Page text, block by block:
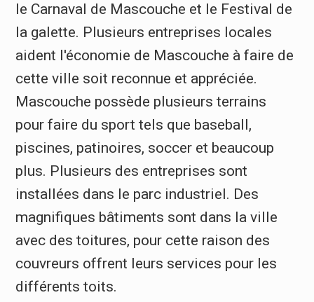
le Carnaval de Mascouche et le Festival de
la galette. Plusieurs entreprises locales
aident l'économie de Mascouche à faire de
cette ville soit reconnue et appréciée.
Mascouche possède plusieurs terrains
pour faire du sport tels que baseball,
piscines, patinoires, soccer et beaucoup
plus. Plusieurs des entreprises sont
installées dans le parc industriel. Des
magnifiques bâtiments sont dans la ville
avec des toitures, pour cette raison des
couvreurs offrent leurs services pour les
différents toits.